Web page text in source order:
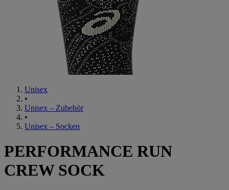
Unisex
•
Unisex – Zubehör
•
Unisex – Socken
PERFORMANCE RUN
CREW SOCK